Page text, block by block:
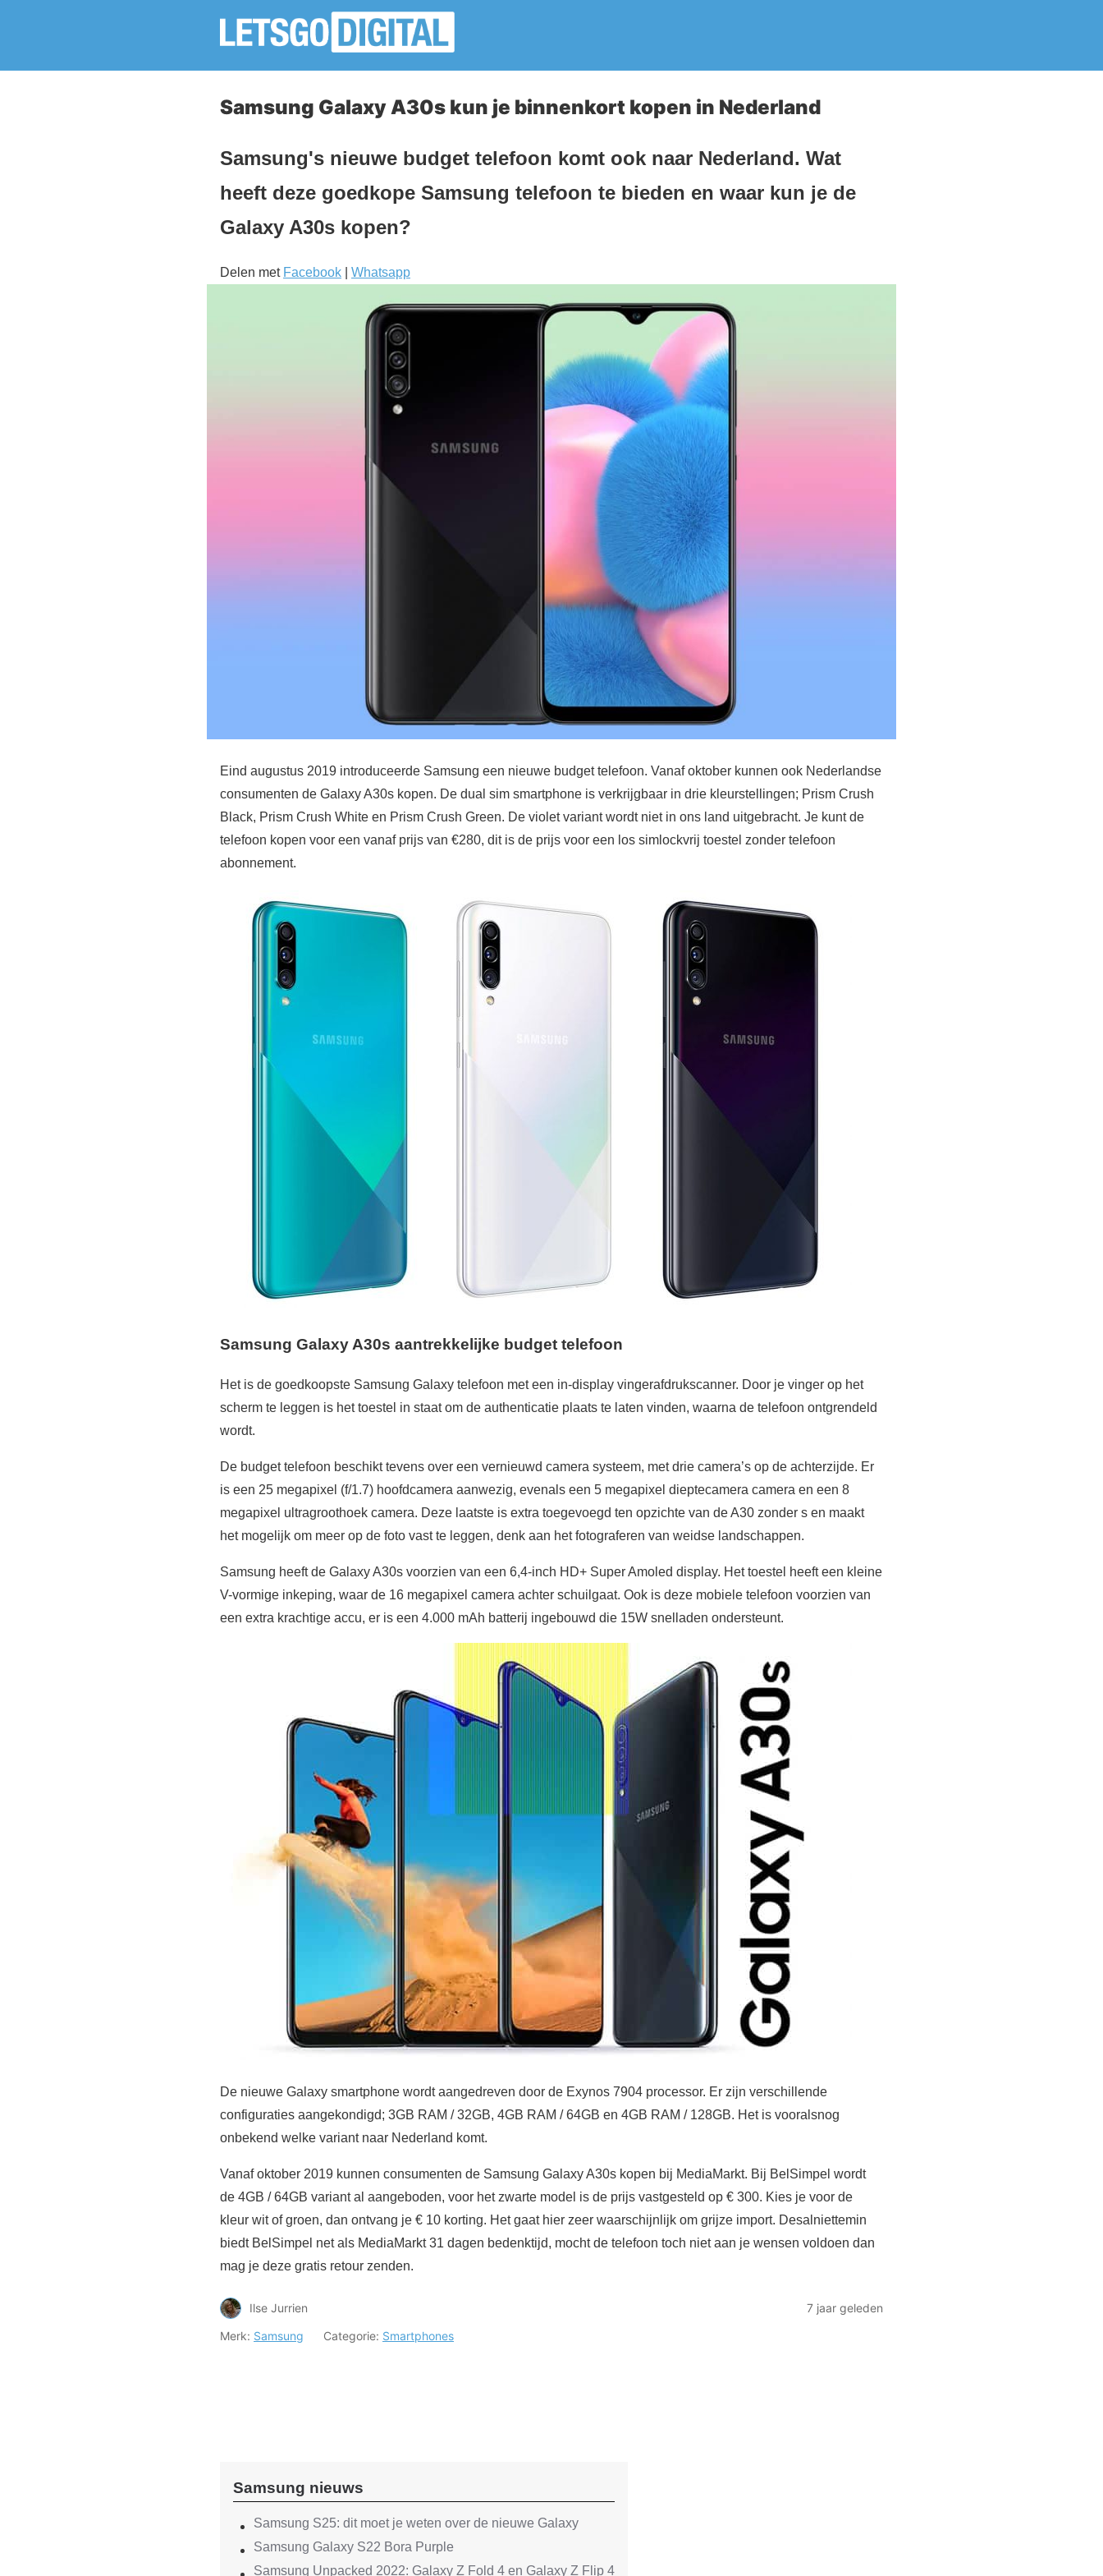
Samsung Galaxy A30s kun je binnenkort kopen in Nederland
Samsung's nieuwe budget telefoon komt ook naar Nederland. Wat
heeft deze goedkope Samsung telefoon te bieden en waar kun je de
Galaxy A30s kopen?
Delen met Facebook Whatsapp
Eind augustus 2019 introduceerde Samsung een nieuwe budget telefoon. Vanaf oktober kunnen ook Nederlandse
consumenten de Galaxy A30s kopen. De dual sim smartphone is verkrijgbaar in drie kleurstellingen; Prism Crush
Black, Prism Crush White en Prism Crush Green. De violet variant wordt niet in ons land uitgebracht. Je kunt de
telefoon kopen voor een vanaf prijs van €280, dit is de prijs voor een los simlockvrij toestel zonder telefoon
abonnement.
Samsung Galaxy A30s aantrekkelijke budget telefoon
Het is de goedkoopste Samsung Galaxy telefoon met een in-display vingerafdrukscanner. Door je vinger op het
scherm te leggen is het toestel in staat om de authenticatie plaats te laten vinden, waarna de telefoon ontgrendeld
wordt.
De budget telefoon beschikt tevens over een vernieuwd camera systeem, met drie camera’s op de achterzijde. Er
is een 25 megapixel (f/1.7) hoofdcamera aanwezig, evenals een 5 megapixel dieptecamera camera en een 8
megapixel ultragroothoek camera. Deze laatste is extra toegevoegd ten opzichte van de A30 zonder s en maakt
het mogelijk om meer op de foto vast te leggen, denk aan het fotograferen van weidse landschappen.
Samsung heeft de Galaxy A30s voorzien van een 6,4-inch HD+ Super Amoled display. Het toestel heeft een kleine
V-vormige inkeping, waar de 16 megapixel camera achter schuilgaat. Ook is deze mobiele telefoon voorzien van
een extra krachtige accu, er is een 4.000 mAh batterij ingebouwd die 15W snelladen ondersteunt.
De nieuwe Galaxy smartphone wordt aangedreven door de Exynos 7904 processor. Er zijn verschillende
configuraties aangekondigd; 3GB RAM / 32GB, 4GB RAM / 64GB en 4GB RAM / 128GB. Het is vooralsnog
onbekend welke variant naar Nederland komt.
Vanaf oktober 2019 kunnen consumenten de Samsung Galaxy A30s kopen bij MediaMarkt. Bij BelSimpel wordt
de 4GB / 64GB variant al aangeboden, voor het zwarte model is de prijs vastgesteld op € 300. Kies je voor de
kleur wit of groen, dan ontvang je € 10 korting. Het gaat hier zeer waarschijnlijk om grijze import. Desalniettemin
biedt BelSimpel net als MediaMarkt 31 dagen bedenktijd, mocht de telefoon toch niet aan je wensen voldoen dan
mag je deze gratis retour zenden.
Ilse Jurrien
7 jaar geleden
Merk: Samsung Categorie: Smartphones
Samsung nieuws
Samsung S25: dit moet je weten over de nieuwe Galaxy
Samsung Galaxy S22 Bora Purple
Samsung Unpacked 2022: Galaxy Z Fold 4 en Galaxy Z Flip 4